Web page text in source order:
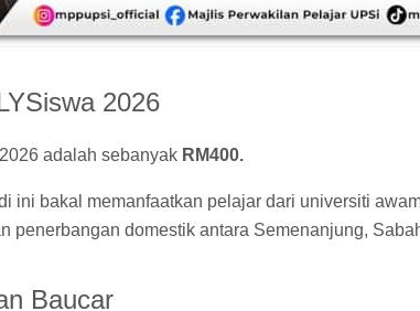
2026
adalah sebanyak RM400.
ini bakal memanfaatkan pelajar dari universiti
penerbangan domestik antara Semenanjung,
Baucar